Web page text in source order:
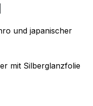
und japanischer
mit Silberglanzfolie